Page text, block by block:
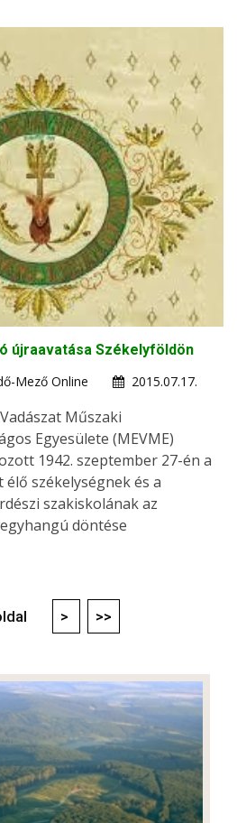
újraavatása Székelyföldön
Mező Online
2015.07.17.
Műszaki
Egyesülete (MEVME)
1942. szeptember 27-én a
székelységnek és a
szakiskolának az
döntése
> >>